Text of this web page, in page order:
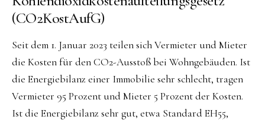
(CO2KostAufG)
Seit dem 1. Januar 2023 teilen sich Vermieter und Mieter
die Kosten für den CO2-Ausstoß bei Wohngebäuden. Ist
die Energiebilanz einer Immobilie sehr schlecht, tragen
Vermieter 95 Prozent und Mieter 5 Prozent der Kosten.
Ist die Energiebilanz sehr gut, etwa Standard EH55,